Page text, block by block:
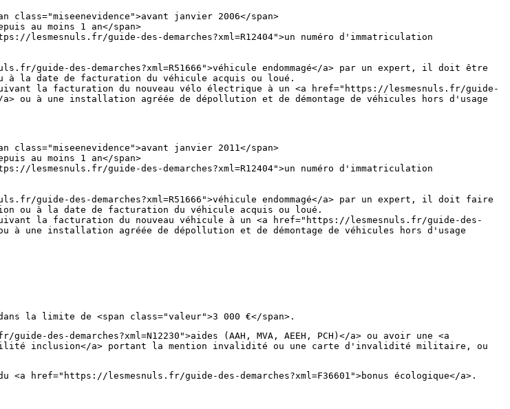
janvier 2006</span>
au moins 1 an</span>
lesmesnuls.fr/guide-des-demarches?xml=R12404">un numéro d'immatriculation
guide-des-demarches?xml=R51666">véhicule endommagé</a> par un expert, il doit être
à la date de facturation du véhicule acquis ou loué.
la facturation du nouveau vélo électrique à un <a href="https://lesmesnuls.fr/guide-
a> ou à une installation agréée de dépollution et de démontage de véhicules hors d'usage
janvier 2011</span>
au moins 1 an</span>
lesmesnuls.fr/guide-des-demarches?xml=R12404">un numéro d'immatriculation
guide-des-demarches?xml=R51666">véhicule endommagé</a> par un expert, il doit faire
ou à la date de facturation du véhicule acquis ou loué.
la facturation du nouveau véhicule à un <a href="https://lesmesnuls.fr/guide-des-
ou à une installation agréée de dépollution et de démontage de véhicules hors d'usage
la limite de <span class="valeur">3 000 €</span>.
des-demarches?xml=N12230">aides (AAH, MVA, AEEH, PCH)</a> ou avoir une <a
inclusion</a> portant la mention invalidité ou une carte d'invalidité militaire, ou
href="https://lesmesnuls.fr/guide-des-demarches?xml=F36601">bonus écologique</a>.